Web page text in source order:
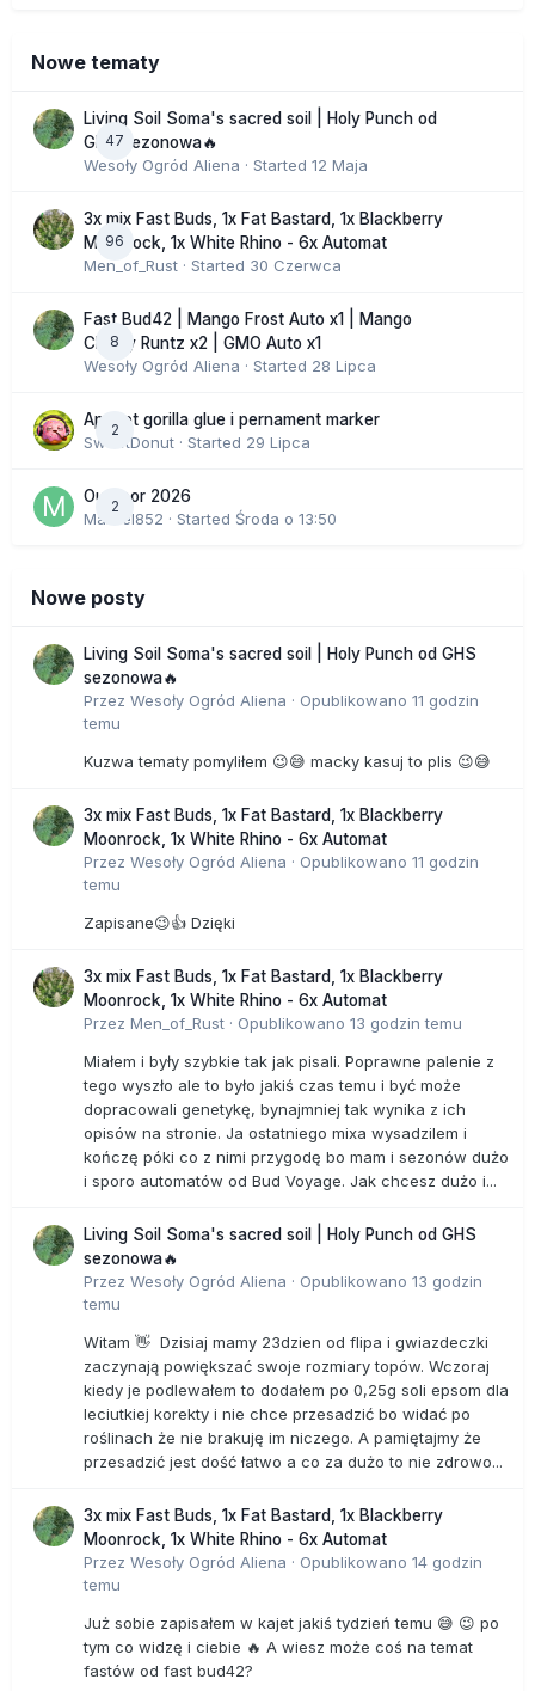
Nowe tematy
47
Living Soil Soma's sacred soil | Holy Punch od
GHS sezonowa🔥
Wesoły Ogród Aliena · Started 12 Maja
96
3x mix Fast Buds, 1x Fat Bastard, 1x Blackberry
Moonrock, 1x White Rhino - 6x Automat
Men_of_Rust · Started 30 Czerwca
8
Fast Bud42 | Mango Frost Auto x1 | Mango
Cherry Runtz x2 | GMO Auto x1
Wesoły Ogród Aliena · Started 28 Lipca
2
Apricot gorilla glue i pernament marker
SweetDonut · Started 29 Lipca
2
Outdoor 2026
Marcel852 · Started Środa o 13:50
Nowe posty
Living Soil Soma's sacred soil | Holy Punch od GHS
sezonowa🔥
Przez Wesoły Ogród Aliena · Opublikowano 11 godzin
temu
Kuzwa tematy pomyliłem 😉😅 macky kasuj to plis 😉😅
3x mix Fast Buds, 1x Fat Bastard, 1x Blackberry
Moonrock, 1x White Rhino - 6x Automat
Przez Wesoły Ogród Aliena · Opublikowano 11 godzin
temu
Zapisane😉👍 Dzięki
3x mix Fast Buds, 1x Fat Bastard, 1x Blackberry
Moonrock, 1x White Rhino - 6x Automat
Przez Men_of_Rust · Opublikowano 13 godzin temu
Miałem i były szybkie tak jak pisali. Poprawne palenie z
tego wyszło ale to było jakiś czas temu i być może
dopracowali genetykę, bynajmniej tak wynika z ich
opisów na stronie. Ja ostatniego mixa wysadzilem i
kończę póki co z nimi przygodę bo mam i sezonów dużo
i sporo automatów od Bud Voyage. Jak chcesz dużo i...
Living Soil Soma's sacred soil | Holy Punch od GHS
sezonowa🔥
Przez Wesoły Ogród Aliena · Opublikowano 13 godzin
temu
Witam 👋 Dzisiaj mamy 23dzien od flipa i gwiazdeczki
zaczynają powiększać swoje rozmiary topów. Wczoraj
kiedy je podlewałem to dodałem po 0,25g soli epsom dla
leciutkiej korekty i nie chce przesadzić bo widać po
roślinach że nie brakuję im niczego. A pamiętajmy że
przesadzić jest dość łatwo a co za dużo to nie zdrowo...
3x mix Fast Buds, 1x Fat Bastard, 1x Blackberry
Moonrock, 1x White Rhino - 6x Automat
Przez Wesoły Ogród Aliena · Opublikowano 14 godzin
temu
Już sobie zapisałem w kajet jakiś tydzień temu 😅 😉 po
tym co widzę i ciebie 🔥 A wiesz może coś na temat
fastów od fast bud42?